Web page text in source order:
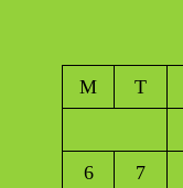
M
T
6
7